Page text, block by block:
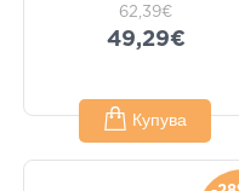
62,39€
49,29€
Купува